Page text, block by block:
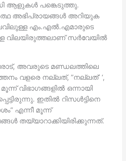
ആളുകള്‍ പങ്കെടുത്തു.
അഭിപ്രായങ്ങള്‍ അറിയുക
എം.എല്‍.എമാരുടെ
വിലയിരുത്തലാണ് സര്‍വേയില്‍
അവരുടെ മണ്ഡലത്തിലെ
വളരെ നല്ലത്, ”നല്ലത്’ ‘,
മൂന്ന് വിഭാഗങ്ങളില്‍ ഒന്നായി
ഇതില്‍ റിസള്‍ട്ടിനെ
എന്നീ മൂന്ന്
തയ്യാറാക്കിയിരിക്കുന്നത്.